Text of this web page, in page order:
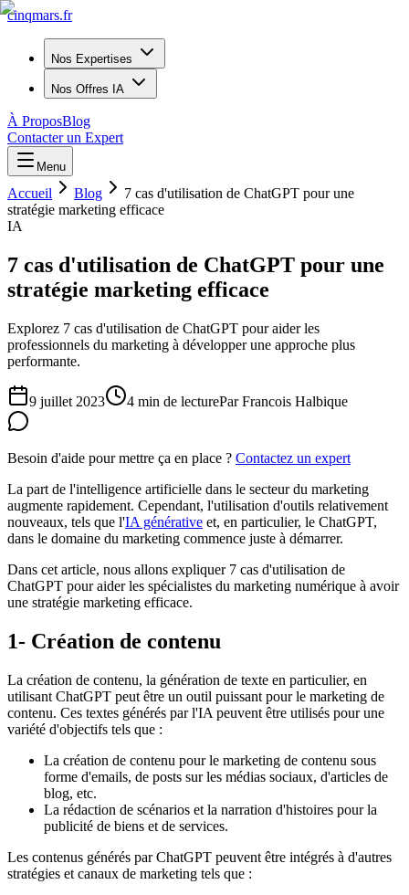
cinqmars.fr
Nos Expertises
Nos Offres IA
À ProposBlog
Contacter un Expert
Menu
Accueil Blog
7 cas d'utilisation de ChatGPT pour une
stratégie marketing efficace
IA
7 cas d'utilisation de ChatGPT pour une
stratégie marketing efficace
Explorez 7 cas d'utilisation de ChatGPT pour aider les
professionnels du marketing à développer une approche plus
performante.
9 juillet 2023 4 min de lectureParFrancois Halbique
Besoin d'aide pour mettre ça en place ? Contactez un expert
La part de l'intelligence artificielle dans le secteur du marketing
augmente rapidement. Cependant, l'utilisation d'outils relativement
nouveaux, tels que l'IA générative et, en particulier, le ChatGPT,
dans le domaine du marketing commence juste à démarrer.
Dans cet article, nous allons expliquer 7 cas d'utilisation de
ChatGPT pour aider les spécialistes du marketing numérique à avoir
une stratégie marketing efficace.
1- Création de contenu
La création de contenu, la génération de texte en particulier, en
utilisant ChatGPT peut être un outil puissant pour le marketing de
contenu. Ces textes générés par l'IA peuvent être utilisés pour une
variété d'objectifs tels que :
La création de contenu pour le marketing de contenu sous
forme d'emails, de posts sur les médias sociaux, d'articles de
blog, etc.
La rédaction de scénarios et la narration d'histoires pour la
publicité de biens et de services.
Les contenus générés par ChatGPT peuvent être intégrés à d'autres
stratégies et canaux de marketing tels que :